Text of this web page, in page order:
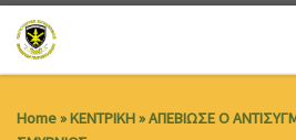
Skip to content
Home»ΚΕΝΤΡΙΚΗ»ΑΠΕΒΙΩΣΕ Ο